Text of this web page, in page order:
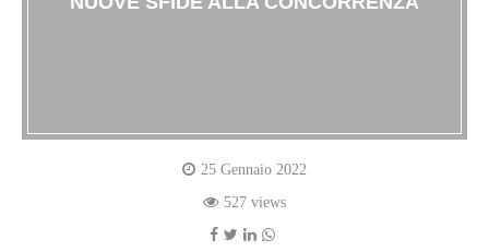
25 Gennaio 2022
527 views